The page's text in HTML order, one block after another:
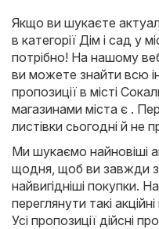
Якщо ви шукаєте
в категорії Дім і сад у
потрібно! На нашому
ви можете знайти всю
пропозиції в місті
магазинами міста є .
листівки сьогодні й не
Ми шукаємо найновіші
щодня, щоб ви завжди
найвигідніші покупки.
переглянути такі
Усі пропозиції дійсні